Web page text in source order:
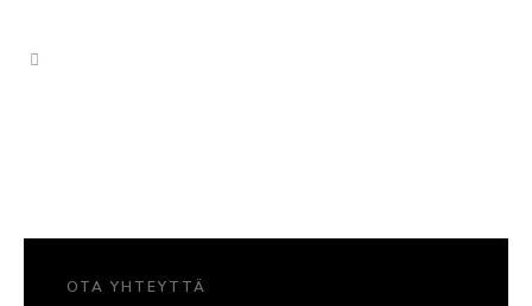
OTA YHTEYTTÄ